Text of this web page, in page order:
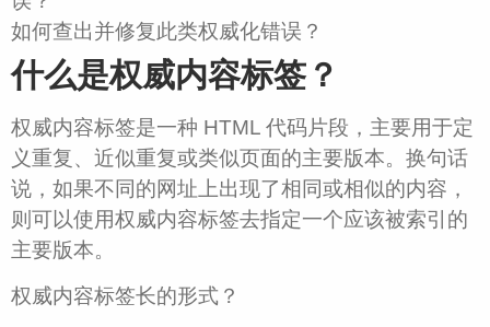
如何查出并修复此类权威化错误？
什么是权威内容标签？
权威内容标签是一种 HTML 代码片段，主要用于定
义重复、近似重复或类似页面的主要版本。换句话
说，如果不同的网址上出现了相同或相似的内容，
则可以使用权威内容标签去指定一个应该被索引的
主要版本。
权威内容标签长的形式？